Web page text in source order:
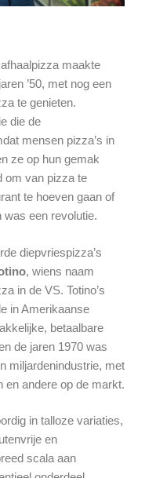
maakte
’50, met nog een
te genieten.
die de
mensen pizza’s in
ze op hun gemak
om van pizza te
te hoeven gaan of
was een revolutie.
diepvriespizza’s
, wiens naam
in de VS. Totino’s
in Amerikaanse
betaalbare
de jaren 1970 was
miljardenindustrie, met
en andere op de markt.
in talloze variaties,
en
scala aan